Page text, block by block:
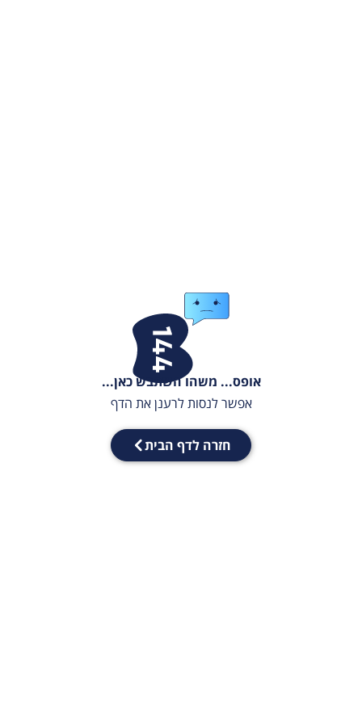
אופס... משהו השתבש כאן...
אפשר לנסות לרענן את הדף
חזרה לדף הבית